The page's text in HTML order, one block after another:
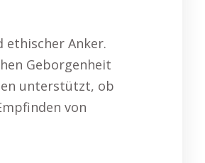
ethischer Anker.
Geborgenheit
unterstützt, ob
von